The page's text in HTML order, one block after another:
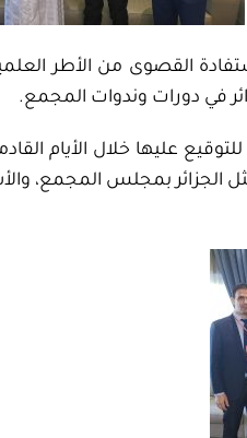
القصوى من الأطر
في دورات وندوات المجمع.
عليها خلال الأيام
الجزائر بمجلس المجمع،